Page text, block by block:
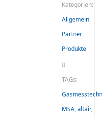
Kategorien:
Allgemein,
Partner,
Produkte
TAGs:
MSA, altair,